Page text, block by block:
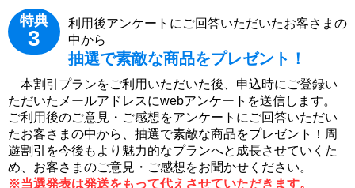
特典
3
利用後アンケートにご回答いただいたお客さまの
中から
抽選で素敵な商品をプレゼント！
本割引プランをご利用いただいた後、申込時にご登録い
ただいたメールアドレスにwebアンケートを送信します。
ご利用後のご意見・ご感想をアンケートにご回答いただい
たお客さまの中から、抽選で素敵な商品をプレゼント！周
遊割引を今後もより魅力的なプランへと成長させていくた
め、お客さまのご意見・ご感想をお聞かせください。
※当選発表は発送をもって代えさせていただきます。